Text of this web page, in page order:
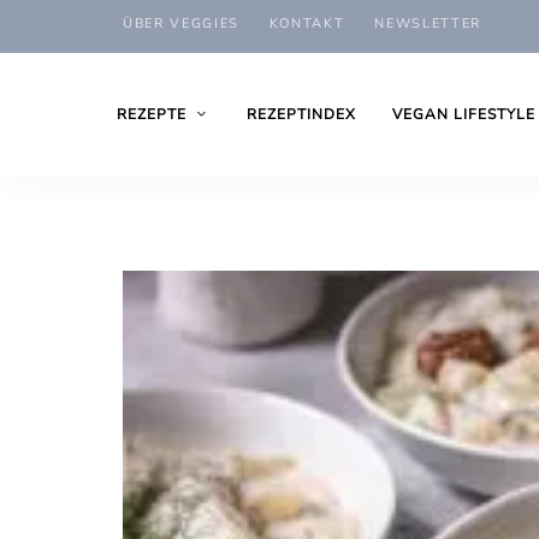
ÜBER VEGGIES KONTAKT NEWSLETTER
REZEPTE REZEPTINDEX VEGAN LIFESTYLE